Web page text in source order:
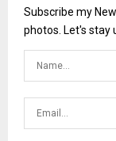
Subscribe my
photos. Let's stay